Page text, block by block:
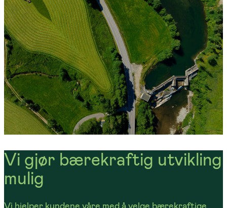
Vi gjør bærekraftig utvikling
mulig